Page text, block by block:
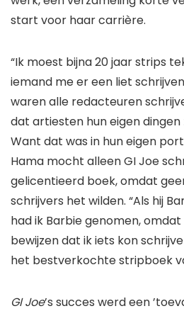
start voor haar carrière.
“Ik moest bijna 20 jaar strips
iemand me er een liet
waren alle redacteuren
dat artiesten hun eigen dingen
Want dat was in hun eigen
Hama mocht alleen GI Joe
gelicentieerd boek, omdat
schrijvers het wilden. “Als hij
had ik Barbie genomen,
bewijzen dat ik iets kon
het bestverkochte stripboek
GI Joe’s succes werd een